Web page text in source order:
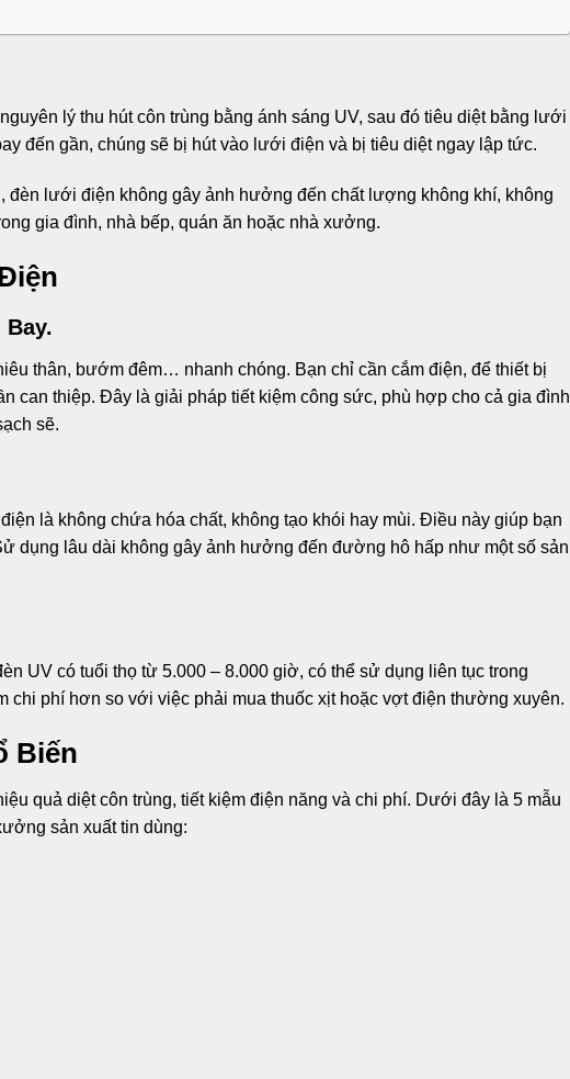
lý thu hút côn trùng bằng ánh sáng UV, sau đó tiêu diệt bằng lưới
đến gần, chúng sẽ bị hút vào lưới điện và bị tiêu diệt ngay lập tức.
đèn lưới điện không gây ảnh hưởng đến chất lượng không khí, không
gia đình, nhà bếp, quán ăn hoặc nhà xưởng.
thân, bướm đêm… nhanh chóng. Bạn chỉ cần cắm điện, để thiết bị
can thiệp. Đây là giải pháp tiết kiệm công sức, phù hợp cho cả gia đình
sẽ.
là không chứa hóa chất, không tạo khói hay mùi. Điều này giúp bạn
dụng lâu dài không gây ảnh hưởng đến đường hô hấp như một số sản
UV có tuổi thọ từ 5.000 – 8.000 giờ, có thể sử dụng liên tục trong
chi phí hơn so với việc phải mua thuốc xịt hoặc vợt điện thường xuyên.
Biến
quả diệt côn trùng, tiết kiệm điện năng và chi phí. Dưới đây là 5 mẫu
sản xuất tin dùng: